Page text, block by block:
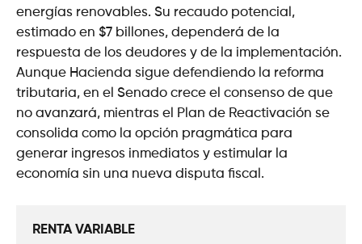
energías renovables. Su recaudo potencial,
estimado en $7 billones, dependerá de la
respuesta de los deudores y de la implementación.
Aunque Hacienda sigue defendiendo la reforma
tributaria, en el Senado crece el consenso de que
no avanzará, mientras el Plan de Reactivación se
consolida como la opción pragmática para
generar ingresos inmediatos y estimular la
economía sin una nueva disputa fiscal.
RENTA VARIABLE